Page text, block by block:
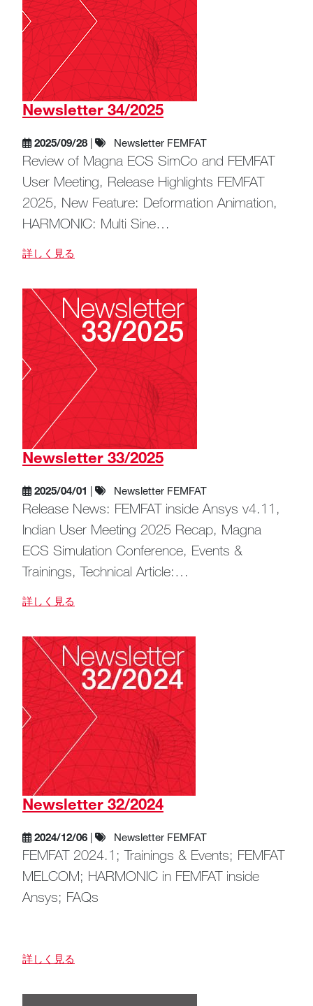
Newsletter 34/2025
2025/09/28 | Newsletter FEMFAT
Review of Magna ECS SimCo and FEMFAT
User Meeting, Release Highlights FEMFAT
2025, New Feature: Deformation Animation,
HARMONIC: Multi Sine…
詳しく見る
Newsletter 33/2025
2025/04/01 | Newsletter FEMFAT
Release News: FEMFAT inside Ansys v4.11,
Indian User Meeting 2025 Recap, Magna
ECS Simulation Conference, Events &
Trainings, Technical Article:…
詳しく見る
Newsletter 32/2024
2024/12/06 | Newsletter FEMFAT
FEMFAT 2024.1; Trainings & Events; FEMFAT
MELCOM; HARMONIC in FEMFAT inside
Ansys; FAQs
詳しく見る